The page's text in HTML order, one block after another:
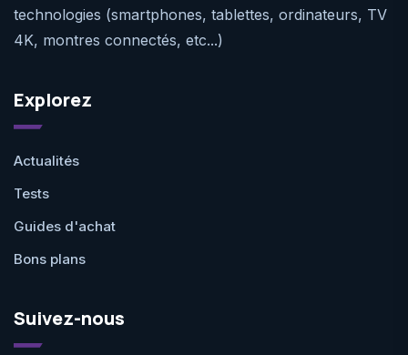
technologies (smartphones, tablettes, ordinateurs, TV
4K, montres connectés, etc...)
Explorez
Actualités
Tests
Guides d'achat
Bons plans
Suivez-nous